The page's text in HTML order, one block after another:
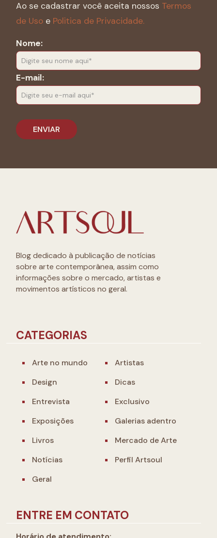
Ao se cadastrar você aceita nossos Termos
de Uso e Politica de Privacidade.
Nome:
E-mail:
Blog dedicado à publicação de notícias
sobre arte contemporânea, assim como
informações sobre o mercado, artistas e
movimentos artísticos no geral.
CATEGORIAS
Arte no mundo
Artistas
Design
Dicas
Entrevista
Exclusivo
Exposições
Galerias adentro
Livros
Mercado de Arte
Notícias
Perfil Artsoul
Geral
ENTRE EM CONTATO